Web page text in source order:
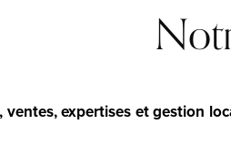
expertises et gestion